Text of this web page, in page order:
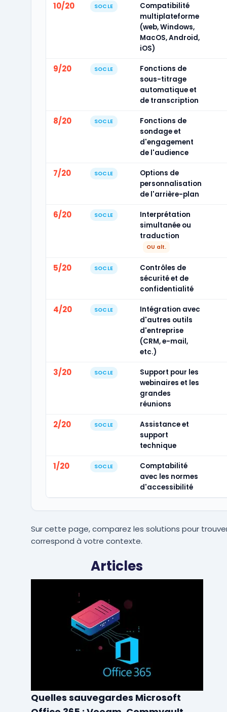
10/20 SOCLE
Compatibilité
multiplateforme
(web, Windows,
MacOS, Android,
iOS)
9/20 SOCLE
Fonctions de
sous-titrage
automatique et
de transcription
8/20 SOCLE
Fonctions de
sondage et
d'engagement
de l'audience
7/20 SOCLE
Options de
personnalisation
de l'arrière-plan
6/20 SOCLE
Interprétation
simultanée ou
traduction
OU alt.
5/20 SOCLE
Contrôles de
sécurité et de
confidentialité
4/20 SOCLE
Intégration avec
d'autres outils
d'entreprise
(CRM, e-mail,
etc.)
3/20 SOCLE
Support pour les
webinaires et les
grandes
réunions
2/20 SOCLE
Assistance et
support
technique
1/20 SOCLE
Comptabilité
avec les normes
d'accessibilité
Sur cette page, comparez les solutions pour
correspond à votre contexte.
Articles
Quelles sauvegardes Microsoft